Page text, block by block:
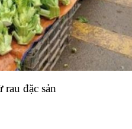
đặc sản